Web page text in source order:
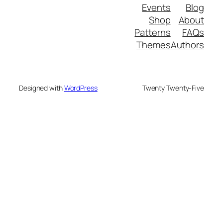
Blog
About
FAQs
Authors
Events
Shop
Patterns
Themes
Twenty Twenty-Five
Designed withWordPress